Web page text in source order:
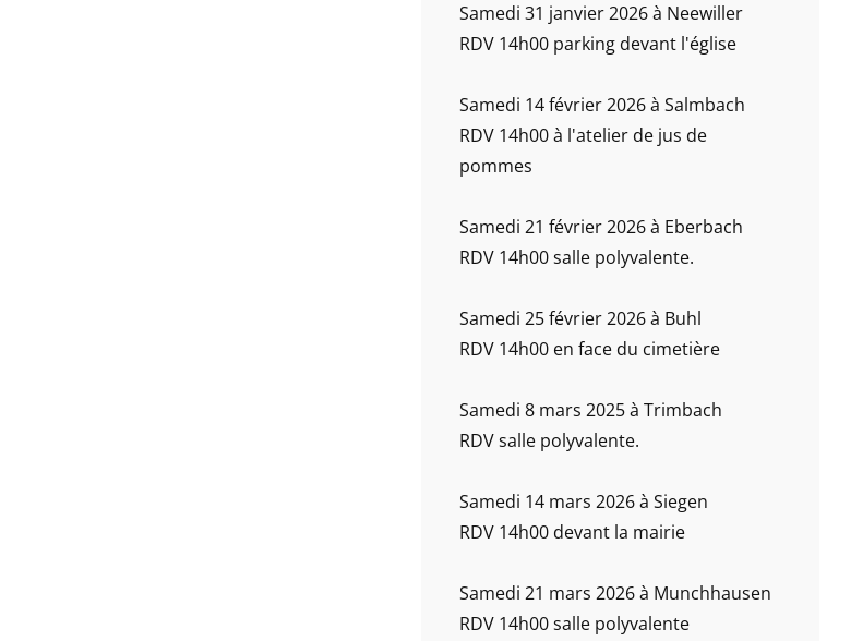
Samedi 31 janvier 2026 à Neewiller
RDV 14h00 parking devant l'église
Samedi 14 février 2026 à Salmbach
RDV 14h00 à l'atelier de jus de
pommes
Samedi 21 février 2026 à Eberbach
RDV 14h00 salle polyvalente.
Samedi 25 février 2026 à Buhl
RDV 14h00 en face du cimetière
Samedi 8 mars 2025 à Trimbach
RDV salle polyvalente.
Samedi 14 mars 2026 à Siegen
RDV 14h00 devant la mairie
Samedi 21 mars 2026 à Munchhausen
RDV 14h00 salle polyvalente